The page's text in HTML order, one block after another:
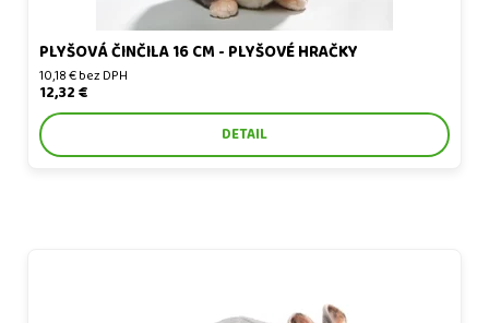
PLYŠOVÁ ČINČILA 16 CM - PLYŠOVÉ HRAČKY
10,18 € bez DPH
12,32 €
DETAIL